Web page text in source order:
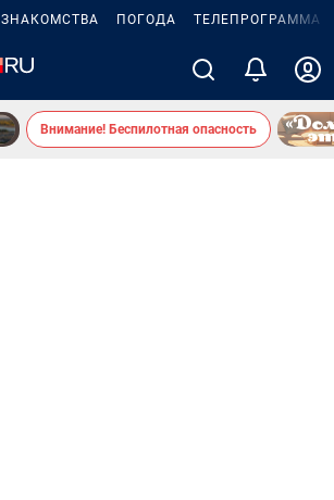
ЗНАКОМСТВА ПОГОДА ТЕЛЕПРОГРАММА
Внимание! Беспилотная опасность